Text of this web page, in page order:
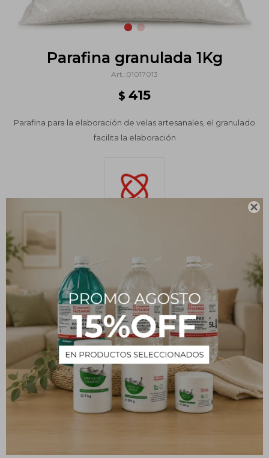

Parafina granulada 1Kg
01017013
$ 415
Parafina para la elaboración de velas artesanales, el granulado
facilita la elaboración
PRODUCTOS QUE TE PUEDEN INTERESAR